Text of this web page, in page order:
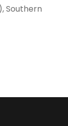
Southern